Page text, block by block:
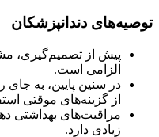
توصیه‌های دندانپزشکان
پیش از تصمیم‌گیری،
الزامی است.
در سنین پایین، به
از گزینه‌های موقتی
مراقبت‌های بهداشتی
زیادی دارد.